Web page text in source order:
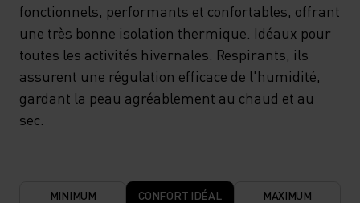
fonctionnels, performants et confortables, offrant
une très bonne isolation thermique. Idéaux pour
toutes les activités hivernales. Respirants, ils
assurent une régulation efficace de l'humidité,
gardant la peau agréablement au chaud et au
sec.
MINIMUM CONFORT IDÉAL MAXIMUM